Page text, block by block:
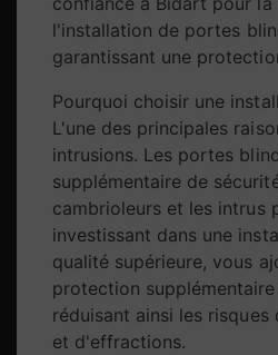
l'installation de portes
garantissant une
Pourquoi choisir une
L'une des principales
intrusions. Les portes
supplémentaire de
cambrioleurs et les intrus
investissant dans une
qualité supérieure, vous
protection
réduisant ainsi les
et d'effractions.